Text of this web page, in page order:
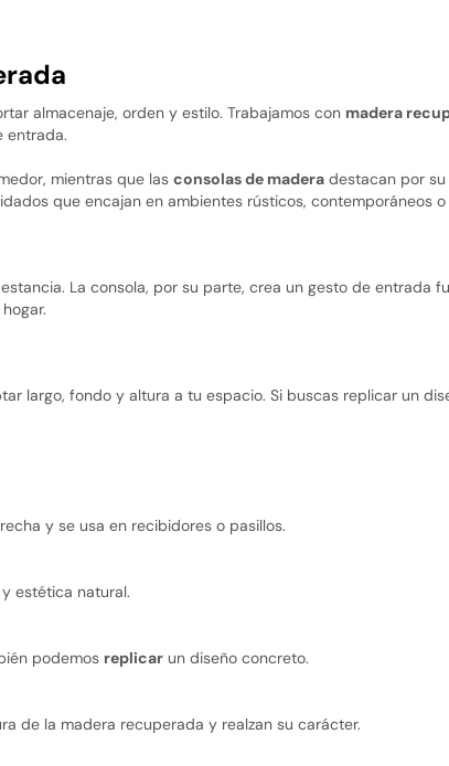
almacenaje, orden y estilo. Trabajamos con madera
entrada.
mientras que las consolas de madera destacan por
que encajan en ambientes rústicos, contemporáneos o
La consola, por su parte, crea un gesto de entrada
largo, fondo y altura a tu espacio. Si buscas replicar un
y se usa en recibidores o pasillos.
estética natural.
podemos replicar un diseño concreto.
de la madera recuperada y realzan su carácter.